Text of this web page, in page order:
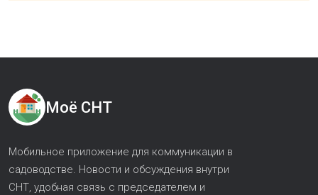
Моё СНТ
Мобильное приложение для коммуникации в
садоводстве. Новости и обсуждения внутри
СНТ, удобная связь с председателем и